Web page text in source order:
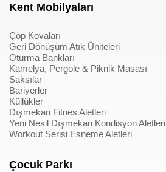
Kent Mobilyaları
Çöp Kovaları
Geri Dönüşüm Atık Üniteleri
Oturma Bankları
Kamelya, Pergole & Piknik Masası
Saksılar
Bariyerler
Küllükler
Dışmekan Fitnes Aletleri
Yeni Nesil Dışmekan Kondisyon Aletleri
Workout Serisi Esneme Aletleri
Çocuk Parkı